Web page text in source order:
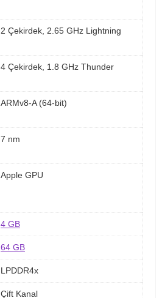
2 Çekirdek, 2.65 GHz Lightning
4 Çekirdek, 1.8 GHz Thunder
ARMv8-A (64-bit)
7 nm
Apple GPU
4 GB
64 GB
LPDDR4x
Çift Kanal